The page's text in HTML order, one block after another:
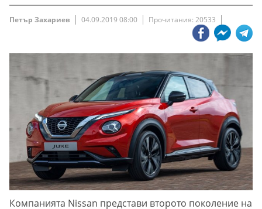
Петър Захариев 04.09.2019 08:00 Прочитания: 20533
Компанията Nissan представи второто поколение на